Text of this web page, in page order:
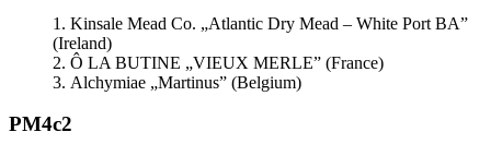
Kinsale Mead Co. „Atlantic Dry Mead – White Port BA”
(Ireland)
Ô LA BUTINE „VIEUX MERLE” (France)
Alchymiae „Martinus” (Belgium)
PM4c2